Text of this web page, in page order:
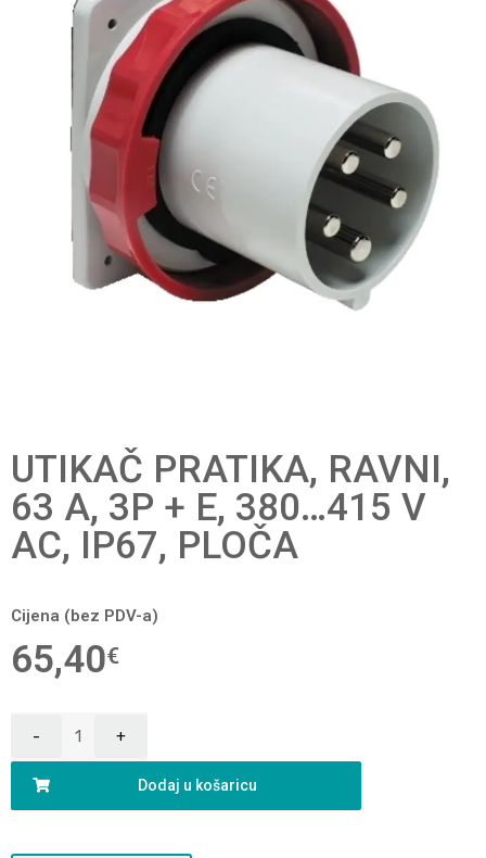
UTIKAČ PRATIKA, RAVNI,
63 A, 3P + E, 380…415 V
AC, IP67, PLOČA
Cijena (bez PDV-a)
65,40€
Dodaj u košaricu